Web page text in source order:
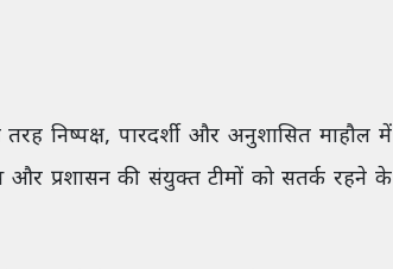
तरह निष्पक्ष, पारदर्शी और अनुशासित माहौल में
और प्रशासन की संयुक्त टीमों को सतर्क रहने के